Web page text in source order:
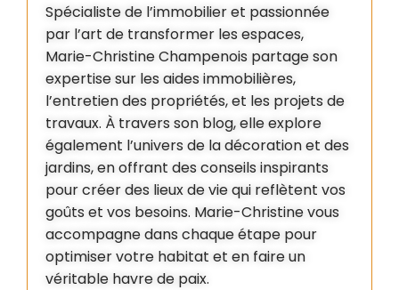
Spécialiste de l’immobilier et passionnée
par l’art de transformer les espaces,
Marie-Christine Champenois partage son
expertise sur les aides immobilières,
l’entretien des propriétés, et les projets de
travaux. À travers son blog, elle explore
également l’univers de la décoration et des
jardins, en offrant des conseils inspirants
pour créer des lieux de vie qui reflètent vos
goûts et vos besoins. Marie-Christine vous
accompagne dans chaque étape pour
optimiser votre habitat et en faire un
véritable havre de paix.